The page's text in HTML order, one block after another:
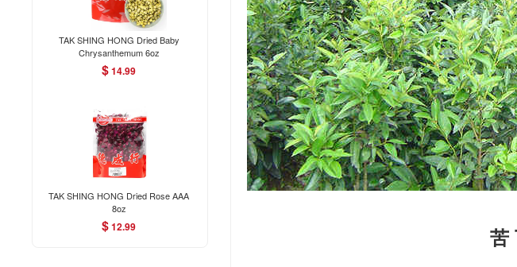
TAK SHING HONG Dried Baby
Chrysanthemum 6oz
$14.99
TAK SHING HONG Dried Rose AAA
8oz
$12.99 苦